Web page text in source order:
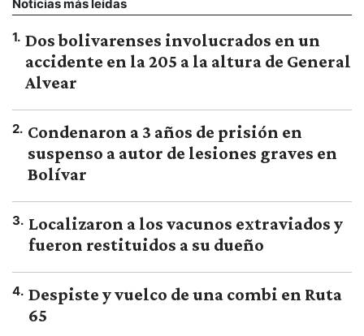
Noticias más leídas
1. Dos bolivarenses involucrados en un
accidente en la 205 a la altura de General
Alvear
2. Condenaron a 3 años de prisión en
suspenso a autor de lesiones graves en
Bolívar
3. Localizaron a los vacunos extraviados y
fueron restituidos a su dueño
4. Despiste y vuelco de una combi en Ruta
65